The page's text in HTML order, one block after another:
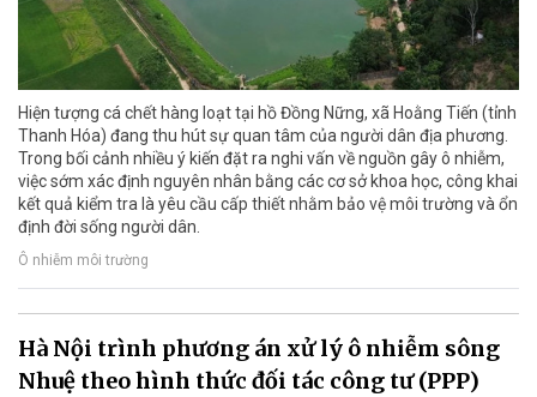
Hiện tượng cá chết hàng loạt tại hồ Đồng Nững, xã Hoằng Tiến (tỉnh
Thanh Hóa) đang thu hút sự quan tâm của người dân địa phương.
Trong bối cảnh nhiều ý kiến đặt ra nghi vấn về nguồn gây ô nhiễm,
việc sớm xác định nguyên nhân bằng các cơ sở khoa học, công khai
kết quả kiểm tra là yêu cầu cấp thiết nhằm bảo vệ môi trường và ổn
định đời sống người dân.
Ô nhiễm môi trường
Hà Nội trình phương án xử lý ô nhiễm sông
Nhuệ theo hình thức đối tác công tư (PPP)